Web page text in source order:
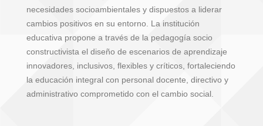
necesidades socioambientales y dispuestos a liderar
cambios positivos en su entorno. La institución
educativa propone a través de la pedagogía socio
constructivista el diseño de escenarios de aprendizaje
innovadores, inclusivos, flexibles y críticos, fortaleciendo
la educación integral con personal docente, directivo y
administrativo comprometido con el cambio social.